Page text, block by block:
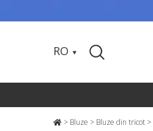
RO
> Bluze > Bluze din tricot >